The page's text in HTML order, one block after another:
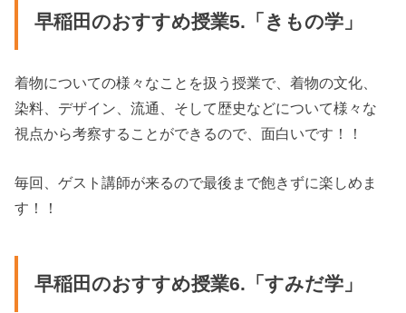
早稲田のおすすめ授業5.「きもの学」
着物についての様々なことを扱う授業で、着物の文化、
染料、デザイン、流通、そして歴史などについて様々な
視点から考察することができるので、面白いです！！
毎回、ゲスト講師が来るので最後まで飽きずに楽しめま
す！！
早稲田のおすすめ授業6.「すみだ学」